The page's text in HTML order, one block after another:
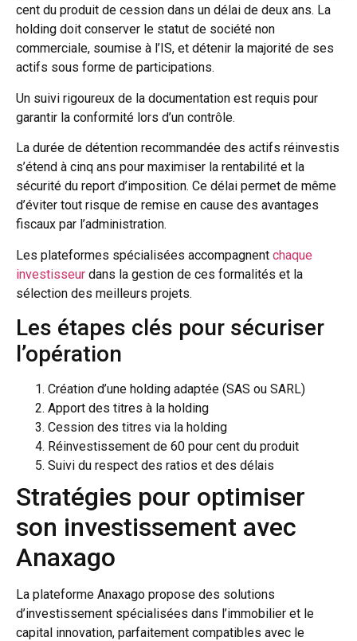
cent du produit de cession dans un délai de deux ans. La
holding doit conserver le statut de société non
commerciale, soumise à l’IS, et détenir la majorité de ses
actifs sous forme de participations.
Un suivi rigoureux de la documentation est requis pour
garantir la conformité lors d’un contrôle.
La durée de détention recommandée des actifs réinvestis
s’étend à cinq ans pour maximiser la rentabilité et la
sécurité du report d’imposition. Ce délai permet de même
d’éviter tout risque de remise en cause des avantages
fiscaux par l’administration.
Les plateformes spécialisées accompagnent chaque
investisseur dans la gestion de ces formalités et la
sélection des meilleurs projets.
Les étapes clés pour sécuriser
l’opération
Création d’une holding adaptée (SAS ou SARL)
Apport des titres à la holding
Cession des titres via la holding
Réinvestissement de 60 pour cent du produit
Suivi du respect des ratios et des délais
Stratégies pour optimiser
son investissement avec
Anaxago
La plateforme Anaxago propose des solutions
d’investissement spécialisées dans l’immobilier et le
capital innovation, parfaitement compatibles avec le